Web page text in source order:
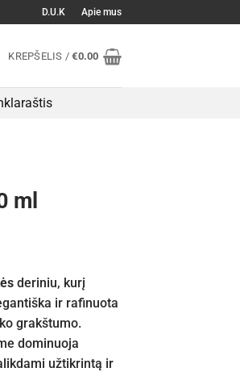
D.U.K Apie mus
KREPŠELIS /€0.00
ml
deriniu, kurį
ir rafinuota
grakštumo.
dominuoja
užtikrintą ir